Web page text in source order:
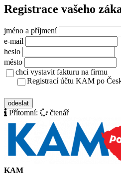
Registrace vašeho
jméno a příjmení
e-mail
heslo
město
chci vystavit fakturu na firmu
Registrací účtu KAM po
odeslat
Přítomní: čtenář
KAM